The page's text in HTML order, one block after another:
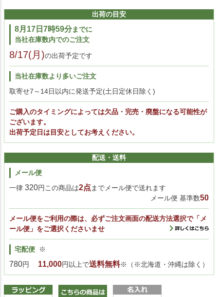
出荷の目安
8月17日7時59分までに
当社在庫数内でのご注文
8/17(月)の出荷予定です
当社在庫数より多いご注文
取寄せ7～14日以内に発送予定(土日定休日除く)
ご購入のタイミングによっては欠品・完売・廃盤になる可能性が
ございます。
出荷予定日は目安としてお考えください。
配送・送料
メール便
一律 320円この商品は2点 までメール便で送れます
メール便 基準数50
メール便をご利用の際は、必ずご注文画面の配送方法選択で「メ
ール便」をご選択くださいませ
宅配便
780円
※
11,000円以上で送料無料※（※北海道・沖縄は除く）